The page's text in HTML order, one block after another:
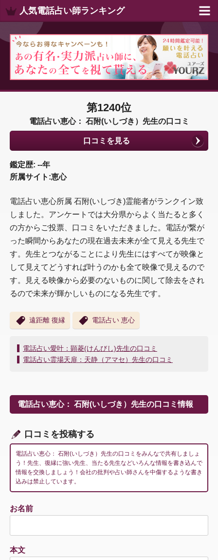
人気電話占い師ランキング
第1240位
電話占い恵心： 石附(いしづき）先生の口コミ
口コミを見る
鑑定歴: --年
所属サイト:恵心
電話占い恵心所属 石附(いしづき)霊能者がランクイン致
しました。アンケートでは大分県からよく当たると多く
の方からご投票、口コミをいただきました。電話が繋が
った瞬間からあなたの現在過去未来が全て見える先生で
す。先生とつながることにより先生にはすべてが映像と
して見えてどうすれば叶うのかも全て映像で見えるので
す。見える映像から必要のないものに関して除去をされ
るので未来が輝かしいものになる先生です。
遠距離 復縁 電話占い 恵心
投
稿
ー
シ
ン
電話占い愛叶：顕菱(けんびし)先生の口コミ
電話占い霊場天扉：天静（アマセ）先生の口コミ
電話占い恵心： 石附(いしづき）先生の口コミ情報
口コミを投稿する
電話占い恵心： 石附(いしづき）先生の口コミをみんなで共有しましょ
う！先生、復縁に強い先生、当たる先生などいろんな情報を書き込んで
情報を交換しましょう！会社の批判や占い師さんを中傷するような書き
込みは禁止しています。
お名前
本文